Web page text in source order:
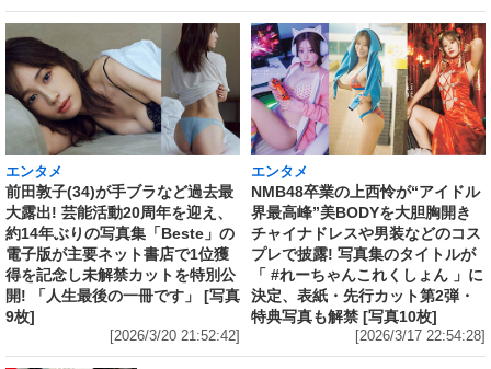
エンタメ
前田敦子(34)が手ブラなど過去最
大露出! 芸能活動20周年を迎え、
約14年ぶりの写真集「Beste」の
電子版が主要ネット書店で1位獲
得を記念し未解禁カットを特別公
開! 「人生最後の一冊です」 [写真
9枚]
[2026/3/20 21:52:42]
エンタメ
NMB48卒業の上西怜が“アイドル
界最高峰”美BODYを大胆胸開き
チャイナドレスや男装などのコス
プレで披露! 写真集のタイトルが
「 #れーちゃんこれくしょん 」に
決定、表紙・先行カット第2弾・
特典写真も解禁 [写真10枚]
[2026/3/17 22:54:28]